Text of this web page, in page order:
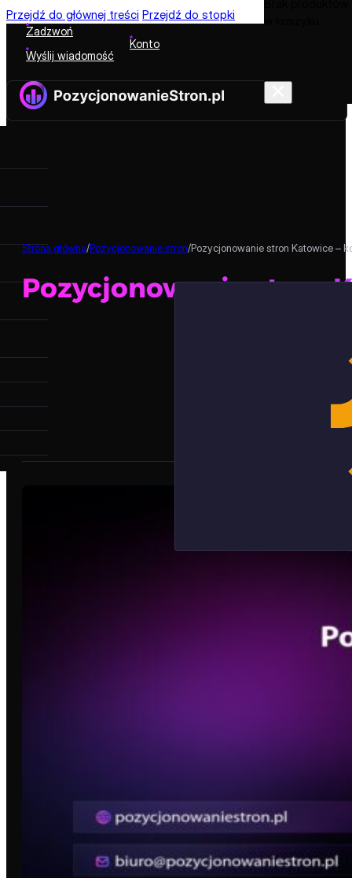
Przejdź do głównej treści Przejdź do stopki
Zadzwoń
Wyślij wiadomość
Konto
Strona główna/Pozycjonowanie stron/Pozycjonowanie stron Katowice –
Pozycjonowanie stron